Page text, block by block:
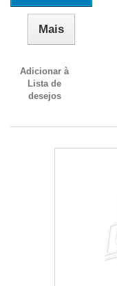
Mais
Adicionar à
Lista de
desejos